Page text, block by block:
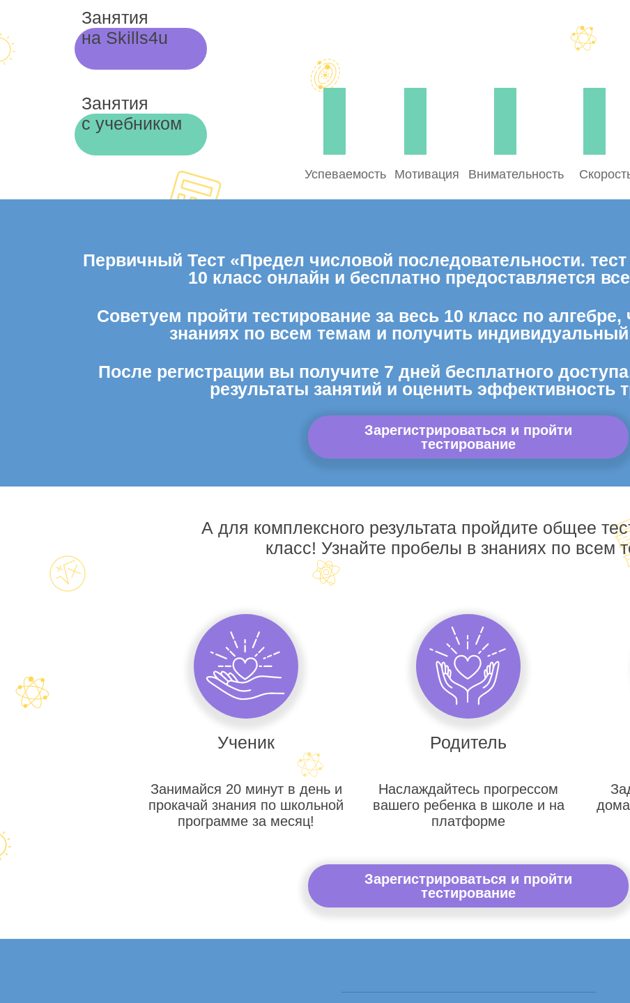
Занятия
на Skills4u
Занятия
с учебником
Успеваемость Мотивация Внимательность
Первичный Тест «Предел числовой последовательности. тест
10 класс онлайн и бесплатно предоставляется
Советуем пройти тестирование за весь 10 класс по
знаниях по всем темам и получить
После регистрации вы получите 7 дней бесплатного
результаты занятий и оценить эффективность
Зарегистрироваться и пройти
тестирование
А для комплексного результата пройдите общее
класс! Узнайте пробелы в знаниях по всем
Ученик
Занимайся 20 минут в день и
прокачай знания по школьной
программе за месяц!
Родитель
Наслаждайтесь прогрессом
вашего ребенка в школе и на
платформе
Зарегистрироваться и пройти
тестирование